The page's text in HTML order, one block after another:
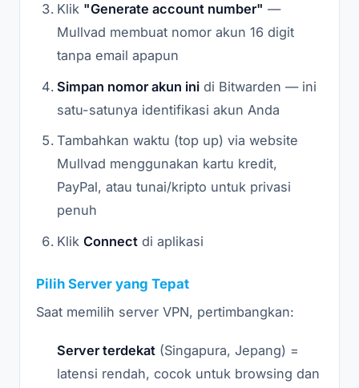
Klik "Generate account number" —
Mullvad membuat nomor akun 16 digit
tanpa email apapun
Simpan nomor akun inidi Bitwarden — ini
satu-satunya identifikasi akun Anda
Tambahkan waktu (top up) via website
Mullvad menggunakan kartu kredit,
PayPal, atau tunai/kripto untuk privasi
penuh
Klik Connectdi aplikasi
Pilih Server yang Tepat
Saat memilih server VPN, pertimbangkan:
Server terdekat(Singapura, Jepang) =
latensi rendah, cocok untuk browsing dan